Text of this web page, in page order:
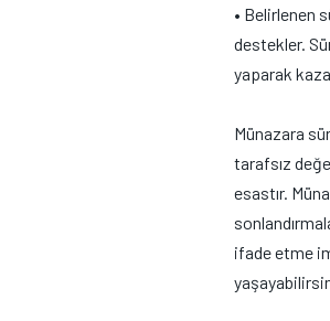
• Belirlenen
destekler.
yaparak
Münazara
tarafsız
esastır.
ifade etme